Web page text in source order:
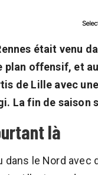
était venu
offensif, et
de Lille avec
La fin de saison
là
dans le Nord